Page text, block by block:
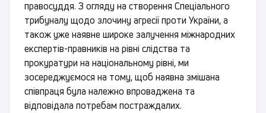
правосуддя. З огляду на створення Спеціального
трибуналу щодо злочину агресії проти України, а
також уже наявне широке залучення міжнародних
експертів-правників на рівні слідства та
прокуратури на національному рівні, ми
зосереджуємося на тому, щоб наявна змішана
співпраця була належно впроваджена та
відповідала потребам постраждалих.